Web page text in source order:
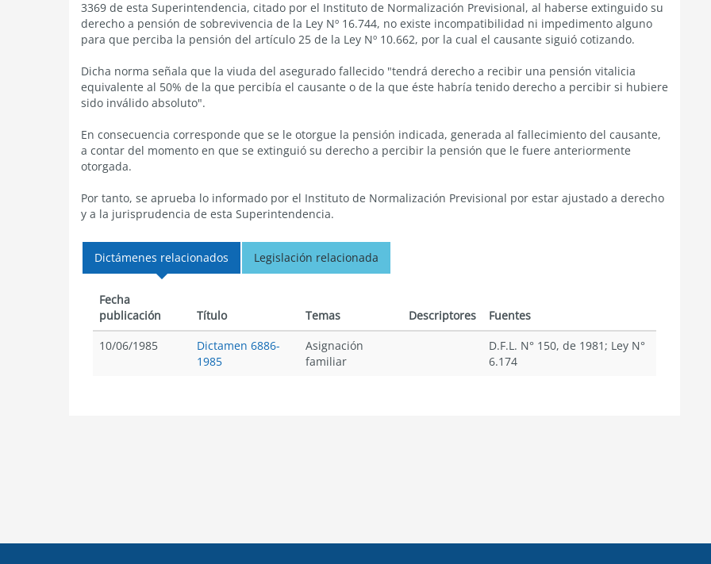
3369 de esta Superintendencia, citado por el Instituto de Normalización Previsional, al haberse extinguido su
derecho a pensión de sobrevivencia de la Ley Nº 16.744, no existe incompatibilidad ni impedimento alguno
para que perciba la pensión del artículo 25 de la Ley Nº 10.662, por la cual el causante siguió cotizando.
Dicha norma señala que la viuda del asegurado fallecido "tendrá derecho a recibir una pensión vitalicia
equivalente al 50% de la que percibía el causante o de la que éste habría tenido derecho a percibir si hubiere
sido inválido absoluto".
En consecuencia corresponde que se le otorgue la pensión indicada, generada al fallecimiento del causante,
a contar del momento en que se extinguió su derecho a percibir la pensión que le fuere anteriormente
otorgada.
Por tanto, se aprueba lo informado por el Instituto de Normalización Previsional por estar ajustado a derecho
y a la jurisprudencia de esta Superintendencia.
Dictámenes relacionados Legislación relacionada
Fecha
publicación
Título Temas Descriptores
Fuentes
10/06/1985
Dictamen 6886-
1985
Asignación
familiar
D.F.L. N° 150, de 1981; Ley N°
6.174